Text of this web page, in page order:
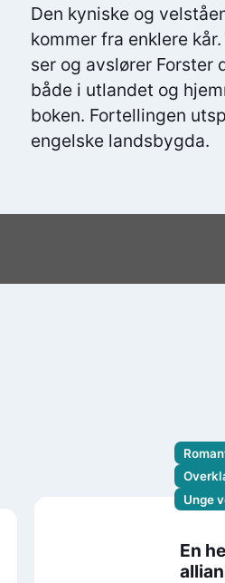
Den kyniske og
kommer fra enklere
ser og avslører Forster
både i utlandet og
boken. Fortellingen
engelske landsbygda.
Unge
En